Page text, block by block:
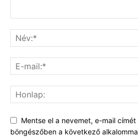
Mentse el a nevemet, e-mail
böngészőben a következő